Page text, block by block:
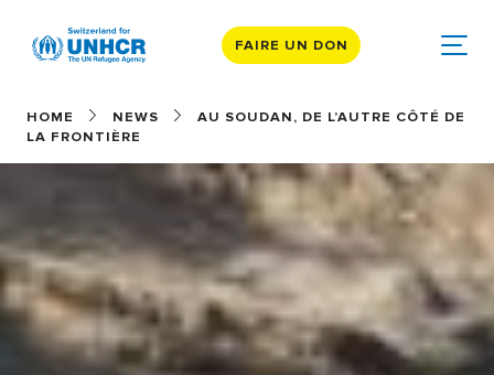
FAIRE UN DON
HOME NEWS
AU SOUDAN, DE L’AUTRE CÔTÉ DE
LA FRONTIÈRE